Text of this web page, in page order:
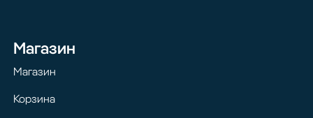
Магазин
Магазин
Корзина